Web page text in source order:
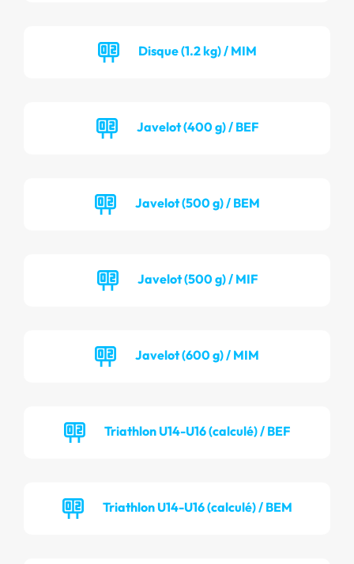
Disque (1.2 kg) / MIM
Javelot (400 g) / BEF
Javelot (500 g) / BEM
Javelot (500 g) / MIF
Javelot (600 g) / MIM
Triathlon U14-U16 (calculé) / BEF
Triathlon U14-U16 (calculé) / BEM